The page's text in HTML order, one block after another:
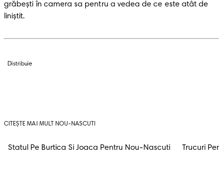
grăbești în camera sa pentru a vedea de ce este atât de
liniștit.
Distribuie
CITEȘTE MAI MULT NOU-NASCUTI
Statul Pe Burtica Si Joaca Pentru Nou-Nascuti Trucuri